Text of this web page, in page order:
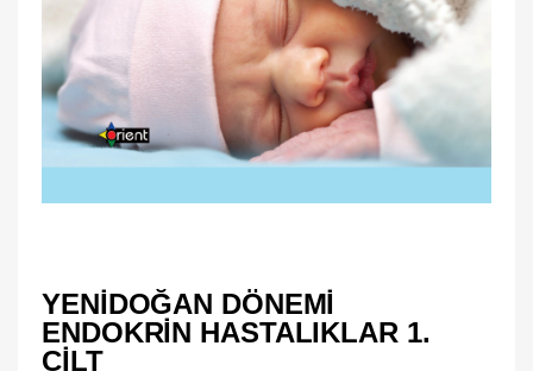
YENIDOĞAN DÖNEMI
ENDOKRIN HASTALIKLAR 1.
CILT